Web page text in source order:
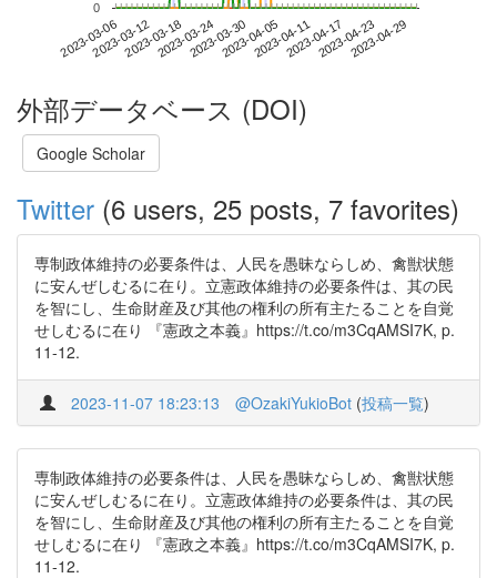
2023-03-062023-03-122023-03-182023-03-242023-03-302023-04-052023-04-112023-04-172023-04-232023-04-29
0
外部データベース (DOI)
Google Scholar
Twitter (6 users, 25 posts, 7 favorites)
専制政体維持の必要条件は、人民を愚昧ならしめ、禽獣状態
に安んぜしむるに在り。立憲政体維持の必要条件は、其の民
を智にし、生命財産及び其他の権利の所有主たることを自覚
せしむるに在り 『憲政之本義』https://t.co/m3CqAMSI7K, p.
11-12.
2023-11-07 18:23:13 @OzakiYukioBot (投稿一覧)
専制政体維持の必要条件は、人民を愚昧ならしめ、禽獣状態
に安んぜしむるに在り。立憲政体維持の必要条件は、其の民
を智にし、生命財産及び其他の権利の所有主たることを自覚
せしむるに在り 『憲政之本義』https://t.co/m3CqAMSI7K, p.
11-12.